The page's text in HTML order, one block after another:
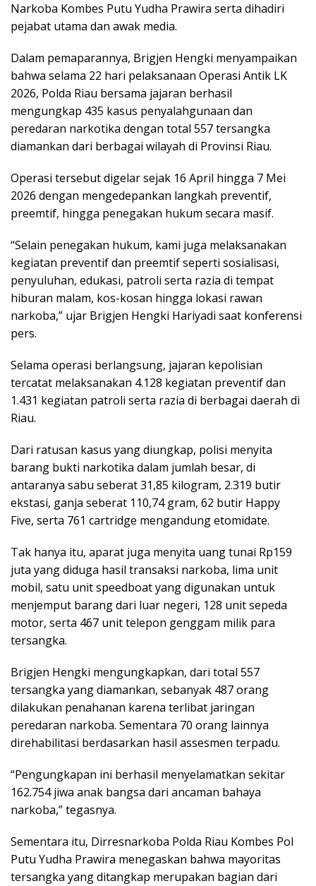
Narkoba Kombes Putu Yudha Prawira serta dihadiri
pejabat utama dan awak media.
Dalam pemaparannya, Brigjen Hengki menyampaikan
bahwa selama 22 hari pelaksanaan Operasi Antik LK
2026, Polda Riau bersama jajaran berhasil
mengungkap 435 kasus penyalahgunaan dan
peredaran narkotika dengan total 557 tersangka
diamankan dari berbagai wilayah di Provinsi Riau.
Operasi tersebut digelar sejak 16 April hingga 7 Mei
2026 dengan mengedepankan langkah preventif,
preemtif, hingga penegakan hukum secara masif.
“Selain penegakan hukum, kami juga melaksanakan
kegiatan preventif dan preemtif seperti sosialisasi,
penyuluhan, edukasi, patroli serta razia di tempat
hiburan malam, kos-kosan hingga lokasi rawan
narkoba,” ujar Brigjen Hengki Hariyadi saat konferensi
pers.
Selama operasi berlangsung, jajaran kepolisian
tercatat melaksanakan 4.128 kegiatan preventif dan
1.431 kegiatan patroli serta razia di berbagai daerah di
Riau.
Dari ratusan kasus yang diungkap, polisi menyita
barang bukti narkotika dalam jumlah besar, di
antaranya sabu seberat 31,85 kilogram, 2.319 butir
ekstasi, ganja seberat 110,74 gram, 62 butir Happy
Five, serta 761 cartridge mengandung etomidate.
Tak hanya itu, aparat juga menyita uang tunai Rp159
juta yang diduga hasil transaksi narkoba, lima unit
mobil, satu unit speedboat yang digunakan untuk
menjemput barang dari luar negeri, 128 unit sepeda
motor, serta 467 unit telepon genggam milik para
tersangka.
Brigjen Hengki mengungkapkan, dari total 557
tersangka yang diamankan, sebanyak 487 orang
dilakukan penahanan karena terlibat jaringan
peredaran narkoba. Sementara 70 orang lainnya
direhabilitasi berdasarkan hasil assesmen terpadu.
“Pengungkapan ini berhasil menyelamatkan sekitar
162.754 jiwa anak bangsa dari ancaman bahaya
narkoba,” tegasnya.
Sementara itu, Dirresnarkoba Polda Riau Kombes Pol
Putu Yudha Prawira menegaskan bahwa mayoritas
tersangka yang ditangkap merupakan bagian dari